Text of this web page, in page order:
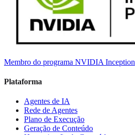
Membro do programa NVIDIA Inception
Plataforma
Agentes de IA
Rede de Agentes
Plano de Execução
Geração de Conteúdo